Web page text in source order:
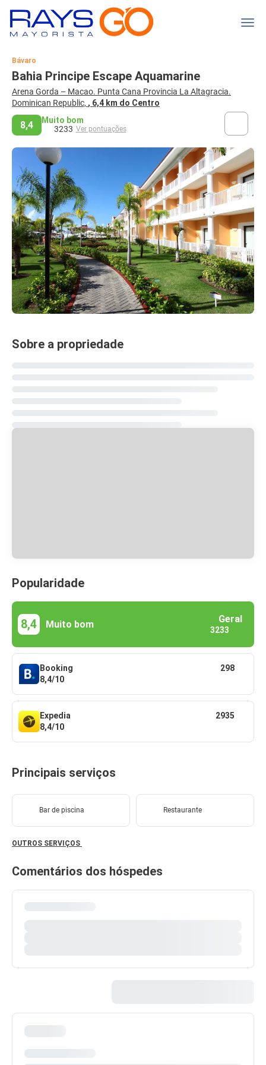
Bávaro
Bahia Principe Escape Aquamarine
Arena Gorda – Macao. Punta Cana Provincia La Altagracia.
Dominican Republic, , 6,4 km do Centro
8,4
Muito bom
3233 Ver pontuações
Sobre a propriedade
Popularidade
8,4 Muito bom Geral
3233
Booking
8,4/10
298
Expedia
8,4/10
2935
Principais serviços
Bar de piscina Restaurante
OUTROS SERVIÇOS
Comentários dos hóspedes